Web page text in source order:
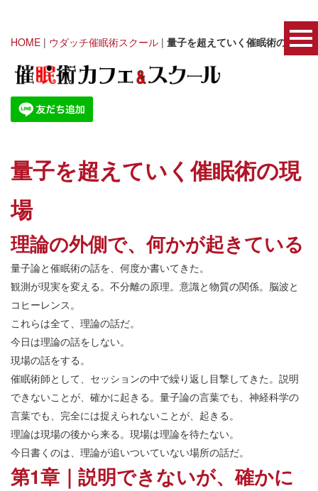
HOME | ウダッチ催眠術スクール | 量子を超えていく催眠術の現場
量子を超えていく催眠術の現
場
理論の外側で、何かが起きている
量子論と催眠術の話を、何度か書いてきた。
観測が現実を変える。不分離の原理。意識と物質の関係。脳波と
コヒーレンス。
これらは全て、理論の話だ。
今日は理論の話をしない。
現場の話をする。
催眠術師として、セッションの中で繰り返し目撃してきた。説明
できないことが、確かに起きる。量子論の言葉でも、神経科学の
言葉でも、完全には捉えられないことが、起きる。
理論は現場の後から来る。現場は理論を待たない。
今日書くのは、理論が追いついていない場所の話だ。
第1章｜説明できないが、確かに